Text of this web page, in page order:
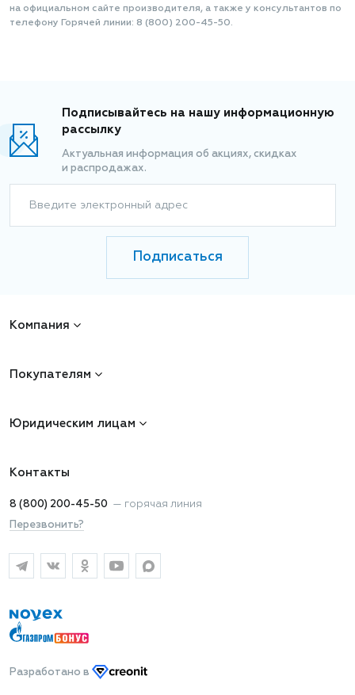
на официальном сайте производителя, а также у консультантов по
телефону Горячей линии: 8 (800) 200-45-50.
Подписывайтесь на нашу информационную
рассылку
Актуальная информация об акциях, скидках
и распродажах.
Введите электронный адрес
Подписаться
Компания
Покупателям
Юридическим лицам
Контакты
8 (800) 200-45-50 — горячая линия
Перезвонить?
Разработано в